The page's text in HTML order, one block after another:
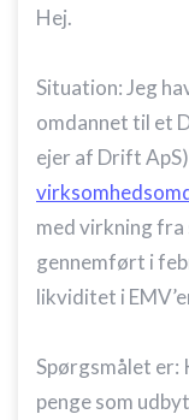
Hej.
Situation: Jeg
omdannet til et
ejer af Drift
med virkning
gennemført i
likviditet i
Spørgsmålet er:
penge som